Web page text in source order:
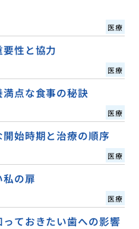
医療
性と協力
医療
点な食事の秘訣
医療
始時期と治療の順序
医療
の扉
医療
ておきたい歯への影響